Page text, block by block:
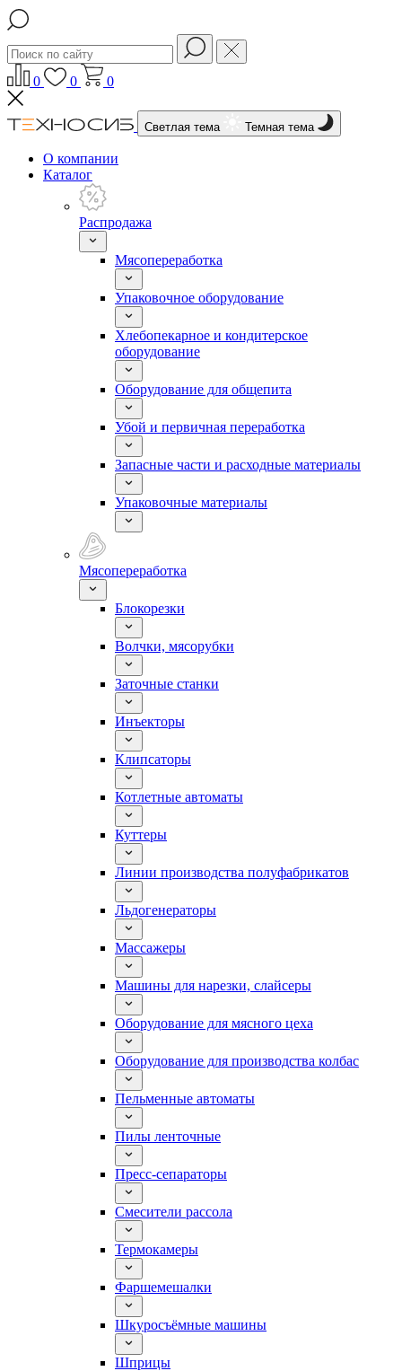
0 0 0
Светлая тема Темная тема
О компании
Каталог
Распродажа
Мясопереработка
Упаковочное оборудование
Хлебопекарное и кондитерское
оборудование
Оборудование для общепита
Убой и первичная переработка
Запасные части и расходные материалы
Упаковочные материалы
Мясопереработка
Блокорезки
Волчки, мясорубки
Заточные станки
Инъекторы
Клипсаторы
Котлетные автоматы
Куттеры
Линии производства полуфабрикатов
Льдогенераторы
Массажеры
Машины для нарезки, слайсеры
Оборудование для мясного цеха
Оборудование для производства колбас
Пельменные автоматы
Пилы ленточные
Пресс-сепараторы
Смесители рассола
Термокамеры
Фаршемешалки
Шкуросъёмные машины
Шприцы